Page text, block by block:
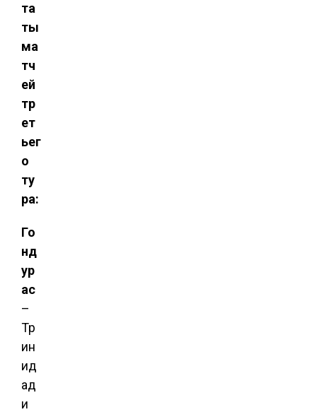
та
ты
ма
тч
ей
тр
ет
ьег
о
ту
ра:
Го
нд
ур
ас
–
Тр
ин
ид
ад
и